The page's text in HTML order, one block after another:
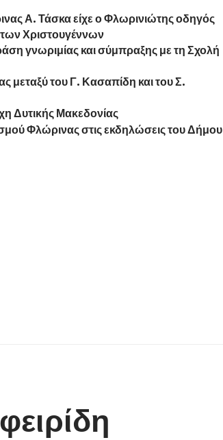
Α. Τάσκα είχε ο Φλωρινιώτης οδηγός
Χριστουγέννων
γνωριμίας και σύμπραξης με τη Σχολή
μεταξύ του Γ. Κασαπίδη και του Σ.
Δυτικής Μακεδονίας
Φλώρινας στις εκδηλώσεις του Δήμου